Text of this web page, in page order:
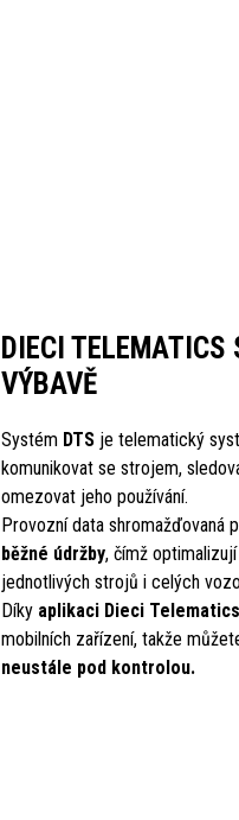
DIECI TELEMATICS
VÝBAVĚ
Systém DTSje telematický
komunikovat se strojem,
omezovat jeho používání.
Provozní data shromažďovaná
běžné údržby, čímž
jednotlivých strojů i celých
Díky aplikaci Dieci Telematics
mobilních zařízení, takže
neustále pod kontrolou.